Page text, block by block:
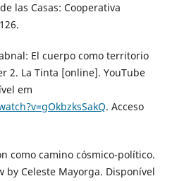
las Casas: Cooperativa
El cuerpo como territorio
2. La Tinta [online]. YouTube
em
. Acceso
como camino cósmico-político.
by Celeste Mayorga. Disponível